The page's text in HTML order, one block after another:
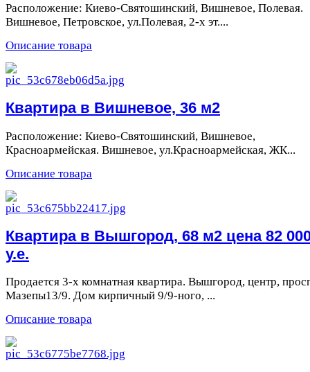
Расположение: Киево-Святошинский, Вишневое, Полевая.
Вишневое, Петровское, ул.Полевая, 2-х эт....
Описание товара
Квартира в Вишневое, 36 м2
Расположение: Киево-Святошинский, Вишневое,
Красноармейская. Вишневое, ул.Красноармейская, ЖК...
Описание товара
Квартира в Вышгород, 68 м2 цена 82
у.е.
Продается 3-х комнатная квартира. Вышгород, центр,
Мазепы13/9. Дом кирпичный 9/9-ного, ...
Описание товара